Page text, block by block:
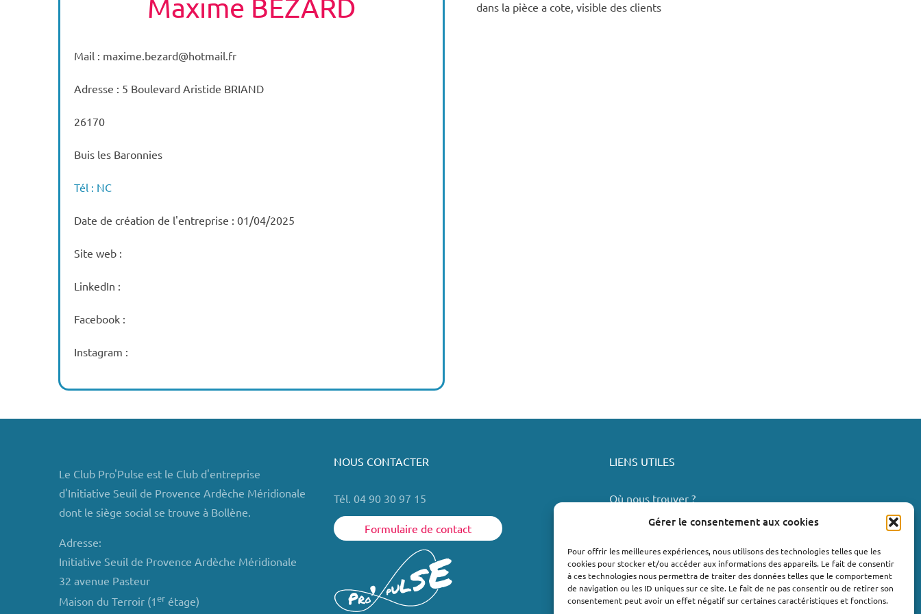
Gérer le consentement aux cookies
Pour offrir les meilleures expériences, nous utilisons des technologies telles que les
cookies pour stocker et/ou accéder aux informations des appareils. Le fait de consentir
à ces technologies nous permettra de traiter des données telles que le comportement
de navigation ou les ID uniques sur ce site. Le fait de ne pas consentir ou de retirer son
consentement peut avoir un effet négatif sur certaines caractéristiques et fonctions.
Maxime BEZARD
Mail : maxime.bezard@hotmail.fr
Adresse : 5 Boulevard Aristide BRIAND
26170
Buis les Baronnies
Tél : NC
Date de création de l'entreprise : 01/04/2025
Site web :
LinkedIn :
Facebook :
Instagram :
dans la pièce a cote, visible des clients
Le Club Pro'Pulse est le Club d'entreprise
d'Initiative Seuil de Provence Ardèche Méridionale
dont le siège social se trouve à Bollène.
Adresse:
Initiative Seuil de Provence Ardèche Méridionale
32 avenue Pasteur
Maison du Terroir (1erétage)
NOUS CONTACTER
Tél. 04 90 30 97 15
Formulaire de contact
LIENS UTILES
Où nous trouver ?
Valréas
Le Teil
Lachapelle-sous-Aubenas